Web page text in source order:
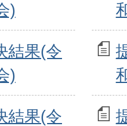
)
結果(令
)
結果(令